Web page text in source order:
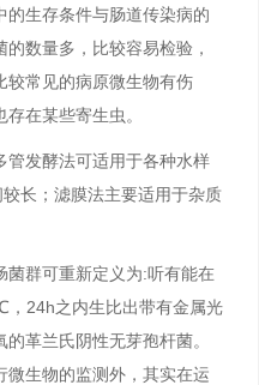
的生存条件与肠道传染病的
数量多，比较容易检验，
较常见的病原微生物有伤
在某些寄生虫。
管发酵法可适用于各种水样
长；滤膜法主要适用于杂质
菌群可重新定义为:听有能在
24h之内生比出带有金属光
革兰氏阴性无芽孢杆菌。
微生物的监测外，其实在运